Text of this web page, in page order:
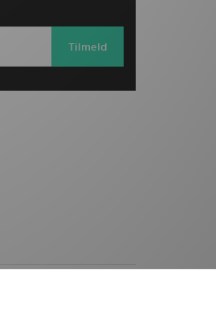
Tilmeld